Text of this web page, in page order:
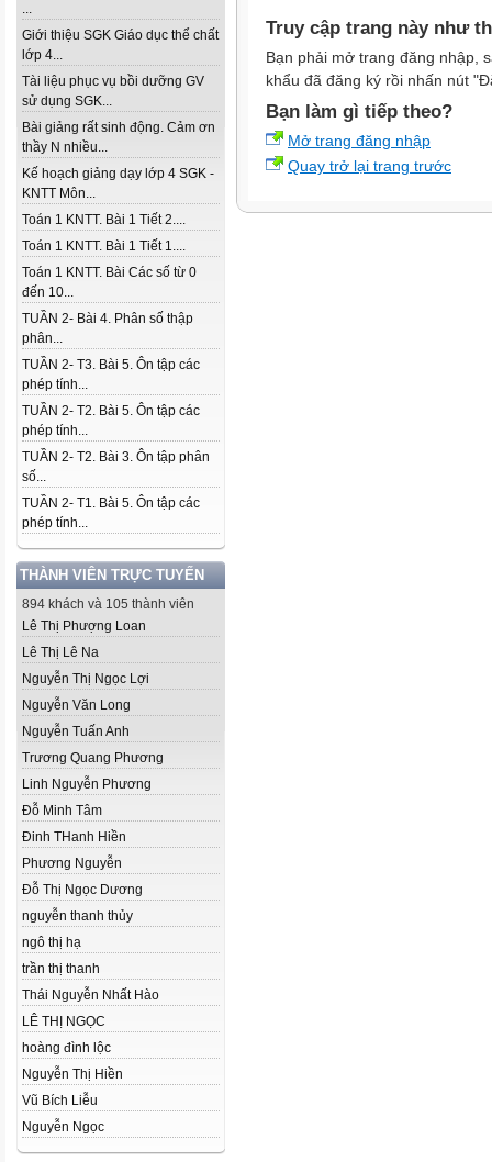
...
Giới thiệu SGK Giáo dục thể chất
lớp 4...
Tài liệu phục vụ bồi dưỡng GV
sử dụng SGK...
Bài giảng rất sinh động. Cảm ơn
thầy N nhiều...
Kế hoạch giảng dạy lớp 4 SGK -
KNTT Môn...
Toán 1 KNTT. Bài 1 Tiết 2....
Toán 1 KNTT. Bài 1 Tiết 1....
Toán 1 KNTT. Bài Các số từ 0
đến 10...
TUẦN 2- Bài 4. Phân số thập
phân...
TUẦN 2- T3. Bài 5. Ôn tập các
phép tính...
TUẦN 2- T2. Bài 5. Ôn tập các
phép tính...
TUẦN 2- T2. Bài 3. Ôn tập phân
số...
TUẦN 2- T1. Bài 5. Ôn tập các
phép tính...
THÀNH VIÊN TRỰC TUYẾN
894 khách và 105 thành viên
Lê Thị Phượng Loan
Lê Thị Lê Na
Nguyễn Thị Ngọc Lợi
Nguyễn Văn Long
Nguyễn Tuấn Anh
Trương Quang Phương
Linh Nguyễn Phương
Đỗ Minh Tâm
Đinh THanh Hiền
Phương Nguyễn
Đỗ Thị Ngọc Dương
nguyễn thanh thủy
ngô thị hạ
trần thị thanh
Thái Nguyễn Nhất Hào
LÊ THỊ NGỌC
hoàng đình lộc
Nguyễn Thị Hiền
Vũ Bích Liễu
Nguyễn Ngọc
Truy cập trang này như
Bạn phải mở trang đăng nhập,
khẩu đã đăng ký rồi nhấn nút
Bạn làm gì tiếp theo?
Mở trang đăng nhập
Quay trở lại trang trước